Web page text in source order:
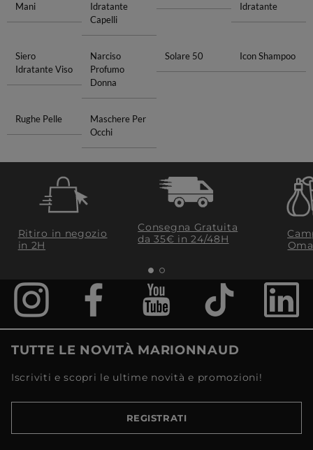
Mani
Idratante
Capelli
Idratante
Siero
Idratante Viso
Narciso
Profumo
Donna
Solare 50 Icon Shampoo
Rughe Pelle
Maschere Per
Occhi
Ritiro in negozio
in 2H
Consegna Gratuita
da 35€​ in 24/48H
TUTTE LE NOVITÀ MARIONNAUD
Iscriviti e scopri le ultime novità e promozioni!
REGISTRATI